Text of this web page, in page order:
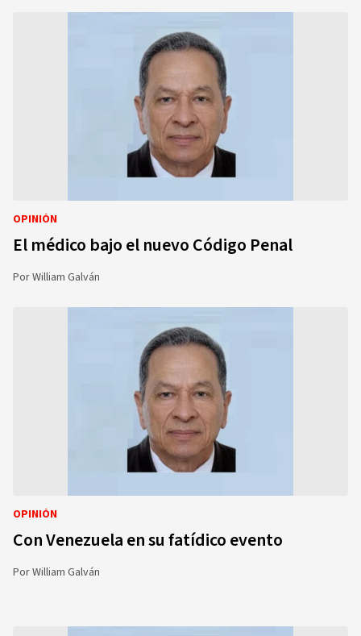
OPINIÓN
El médico bajo el nuevo Código Penal
PorWilliam Galván
OPINIÓN
Con Venezuela en su fatídico evento
PorWilliam Galván